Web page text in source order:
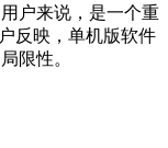
户来说，是一个重
反映，单机版软件
限性。